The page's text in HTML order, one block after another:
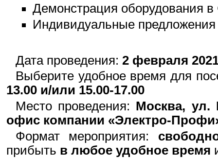
Демонстрация оборудования
Индивидуальные
Дата проведения: 2 февраля 2021
Выберите удобное время для
13.00 и/или 15.00-17.00
Место проведения: Москва, ул.
офис компании «Электро-
Формат мероприятия:
прибыть в любое удобное время